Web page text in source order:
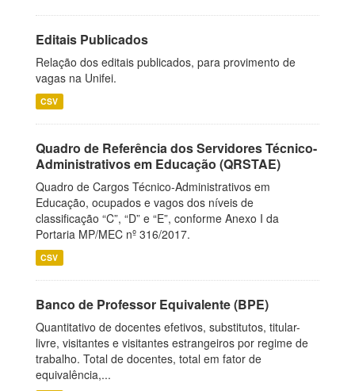
Editais Publicados
Relação dos editais publicados, para provimento de
vagas na Unifei.
CSV
Quadro de Referência dos Servidores Técnico-
Administrativos em Educação (QRSTAE)
Quadro de Cargos Técnico-Administrativos em
Educação, ocupados e vagos dos níveis de
classificação “C”, “D” e “E”, conforme Anexo I da
Portaria MP/MEC nº 316/2017.
CSV
Banco de Professor Equivalente (BPE)
Quantitativo de docentes efetivos, substitutos, titular-
livre, visitantes e visitantes estrangeiros por regime de
trabalho. Total de docentes, total em fator de
equivalência,...